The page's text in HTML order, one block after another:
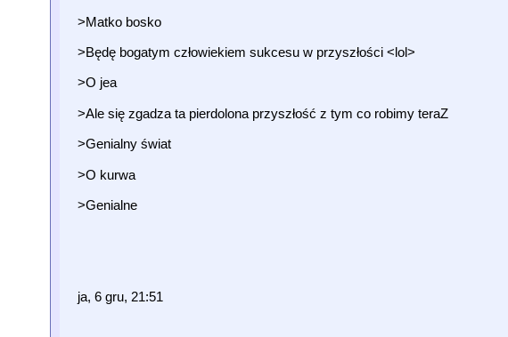
>Matko bosko
>Będę bogatym człowiekiem sukcesu w przyszłości <lol>
>O jea
>Ale się zgadza ta pierdolona przyszłość z tym co robimy teraZ
>Genialny świat
>O kurwa
>Genialne
ja, 6 gru, 21:51